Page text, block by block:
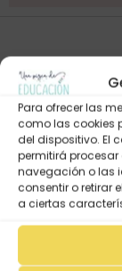
Para ofrecer las
como las cookies
del dispositivo. El
permitirá
navegación o las
consentir o retirar
a ciertas